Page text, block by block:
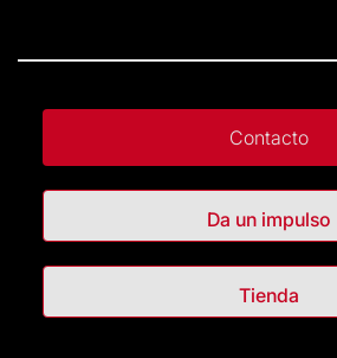
Contacto
Da un impulso
Tienda